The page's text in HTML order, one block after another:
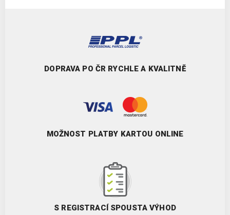
DOPRAVA PO ČR RYCHLE A KVALITNĚ
MOŽNOST PLATBY KARTOU ONLINE
S REGISTRACÍ SPOUSTA VÝHOD